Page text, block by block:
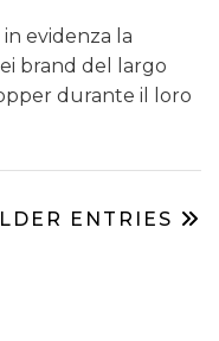
evidenza la
brand del largo
durante il loro
ENTRIES